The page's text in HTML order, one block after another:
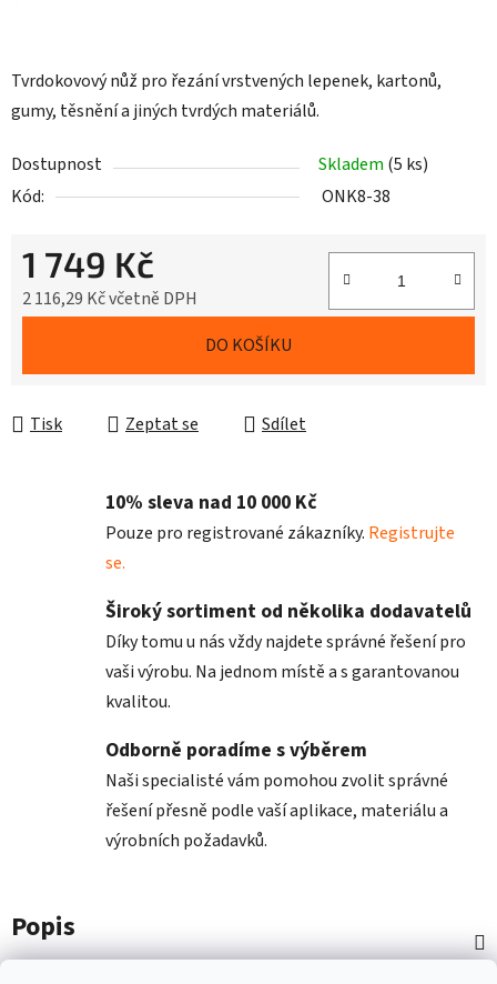
Tvrdokovový nůž pro řezání vrstvených lepenek, kartonů,
gumy, těsnění a jiných tvrdých materiálů.
Dostupnost Skladem (5 ks)
Kód:
ONK8-38
1 749 Kč
2 116,29 Kč včetně DPH
DO KOŠÍKU
Tisk Zeptat se Sdílet
10% sleva nad 10 000 Kč
Pouze pro registrované zákazníky. Registrujte
se.
Široký sortiment od několika dodavatelů
Díky tomu u nás vždy najdete správné řešení pro
vaši výrobu. Na jednom místě a s garantovanou
kvalitou.
Odborně poradíme s výběrem
Naši specialisté vám pomohou zvolit správné
řešení přesně podle vaší aplikace, materiálu a
výrobních požadavků.
Popis